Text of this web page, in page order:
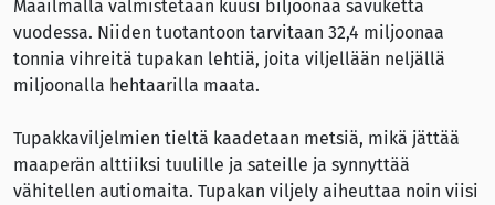
Maailmalla valmistetaan kuusi biljoonaa savuketta
vuodessa. Niiden tuotantoon tarvitaan 32,4 miljoonaa
tonnia vihreitä tupakan lehtiä, joita viljellään neljällä
miljoonalla hehtaarilla maata.
Tupakkaviljelmien tieltä kaadetaan metsiä, mikä jättää
maaperän alttiiksi tuulille ja sateille ja synnyttää
vähitellen autiomaita. Tupakan viljely aiheuttaa noin viisi